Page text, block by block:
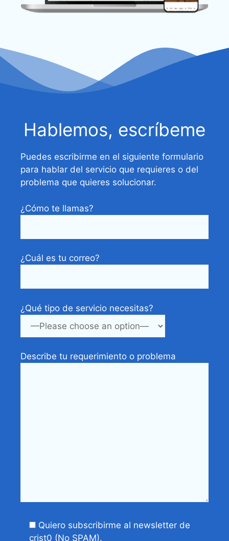
Hablemos, escríbeme
Puedes escribirme en el siguiente formulario
para hablar del servicio que requieres o del
problema que quieres solucionar.
¿Cómo te llamas?
¿Cuál es tu correo?
¿Qué tipo de servicio necesitas?
Describe tu requerimiento o problema
Quiero subscribirme al newsletter de
crist0 (No SPAM).